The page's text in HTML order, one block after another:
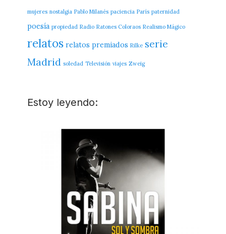
mujeres nostalgia Pablo Milanés paciencia París paternidad
poesía propiedad Radio Ratones Coloraos Realismo Mágico
relatos relatos premiados Rilke serie
Madrid soledad Televisión viajes Zweig
Estoy leyendo: